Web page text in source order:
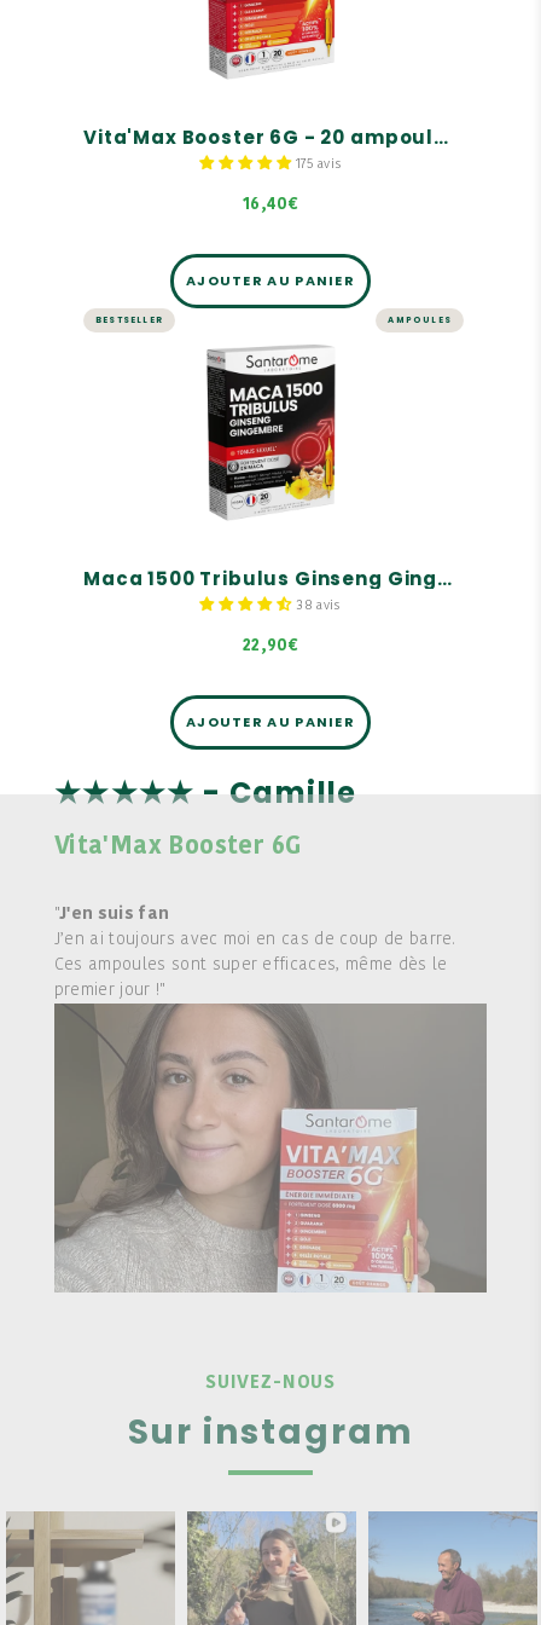
Vita'Max Booster 6G - 20 ampoules
175 avis
16,40€
enfants et sénior
Pour une énergie immédiate
Actifs 100% d'origine naturelle
AJOUTER AU PANIER
BESTSELLER AMPOULES
Maca 1500 Tribulus Ginseng Gingembre - 20 ampoules
38 avis
22,90€
ÉNERGIE ET VITALITÉ
Maca 1500 Tribulus Ginseng
Gingembre - 20 ampoules
Favorisez votre tonus sexuel
La Maca aide à stimuler le désir sexuel et
contribue aux performances physiques.
Le Tribulus Terrestre aide à stimuler la libido et
AJOUTER AU PANIER
★★★★★ - Camille
Vita'Max Booster 6G
"J'en suis fan
J’en ai toujours avec moi en cas de coup de barre.
Ces ampoules sont super efficaces, même dès le
premier jour !"
SUIVEZ-NOUS
Sur instagram